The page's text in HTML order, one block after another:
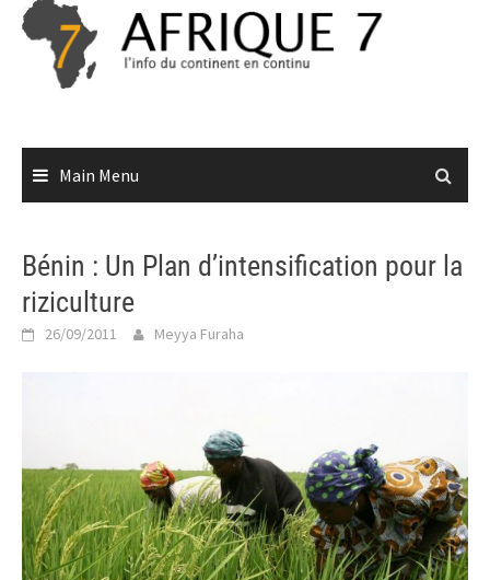
Skip
content
Main Menu
Bénin : Un Plan d’intensification pour la
riziculture
26/09/2011 Meyya Furaha